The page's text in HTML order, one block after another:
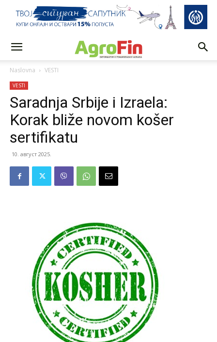
Naslovna VESTI
VESTI
Saradnja Srbije i Izraela:
Korak bliže novom košer
sertifikatu
10. август 2025.